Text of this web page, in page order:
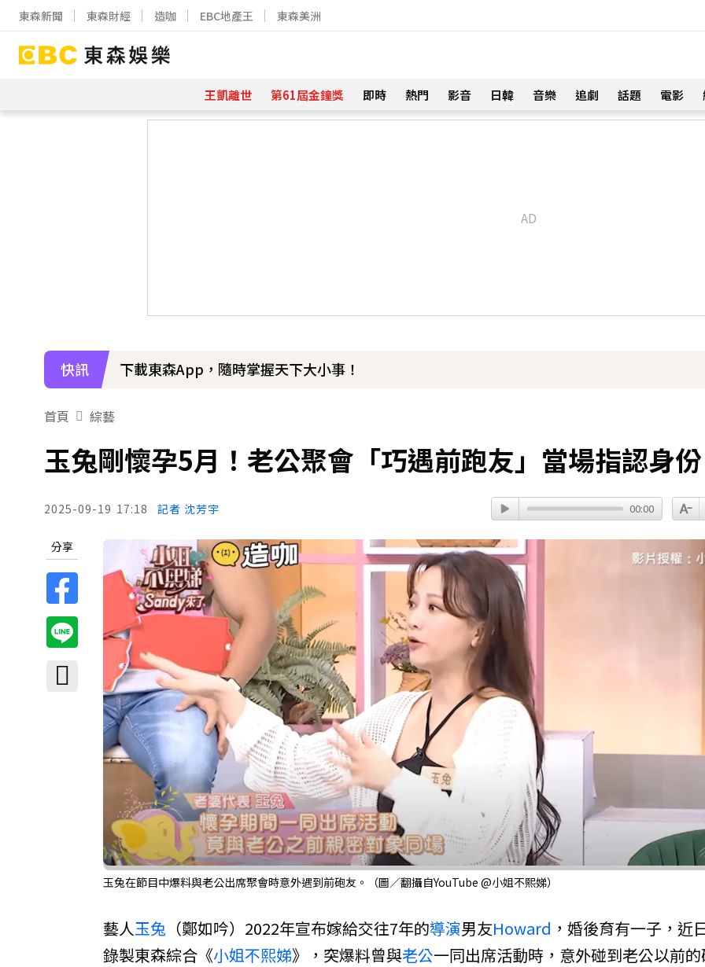
東森新聞 東森財經 造咖 EBC地產王 東森美洲
王凱離世 第61屆金鐘獎 即時 熱門 影音 日韓 音樂 追劇 話題 電影
快訊 下載東森App，隨時掌握天下大小事！
首頁 綜藝
玉兔剛懷孕5月！老公聚會「巧遇前跑友」當場指認身份
2025-09-19 17:18 記者 沈芳宇 00:00
分享
玉兔在節目中爆料與老公出席聚會時意外遇到前砲友。（圖／翻攝自YouTube @小姐不熙娣）
藝人玉兔 （鄭如吟）2022年宣布嫁給交往7年的導演男友Howard ，婚後育有一子，近
錄製東森綜合《小姐不熙娣》，突爆料曾與老公一同出席活動時，意外碰到老公以前